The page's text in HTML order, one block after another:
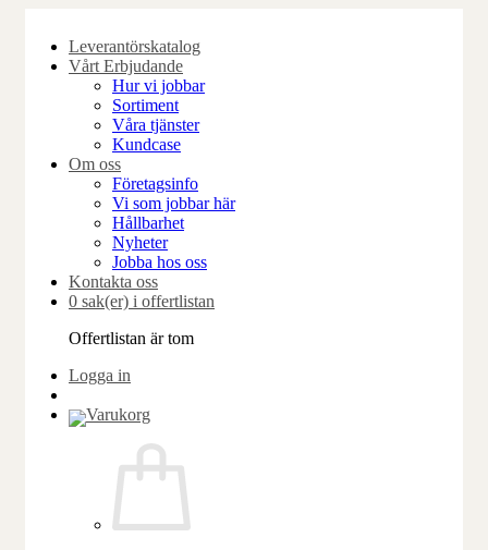
content
Leverantörskatalog
Vårt Erbjudande
Hur vi jobbar
Sortiment
Våra tjänster
Kundcase
Om oss
Företagsinfo
Vi som jobbar här
Hållbarhet
Nyheter
Jobba hos oss
Kontakta oss
0 sak(er) i offertlistan
Offertlistan är tom
Logga in